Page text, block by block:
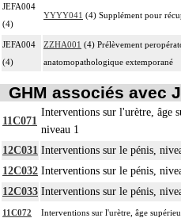
JEFA004
(4)
YYYY041 (4) Supplément pour
JEFA004
(4)
ZZHA001 (4) Prélèvement
anatomopathologique extemporané
GHM associés avec
11C071
Interventions sur l'urètre, âge
niveau 1
12C031 Interventions sur le pénis,
12C032 Interventions sur le pénis,
12C033 Interventions sur le pénis,
11C072 Interventions sur l'urètre, âge